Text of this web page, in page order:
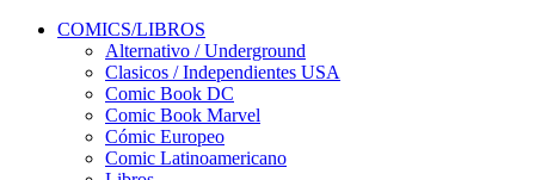
COMICS/LIBROS
Alternativo / Underground
Clasicos / Independientes USA
Comic Book DC
Comic Book Marvel
Cómic Europeo
Comic Latinoamericano